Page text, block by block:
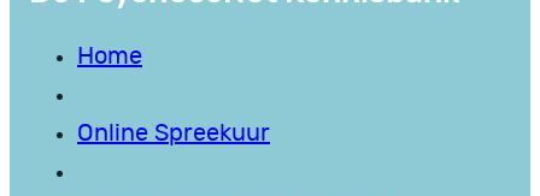
Home
Online Spreekuur